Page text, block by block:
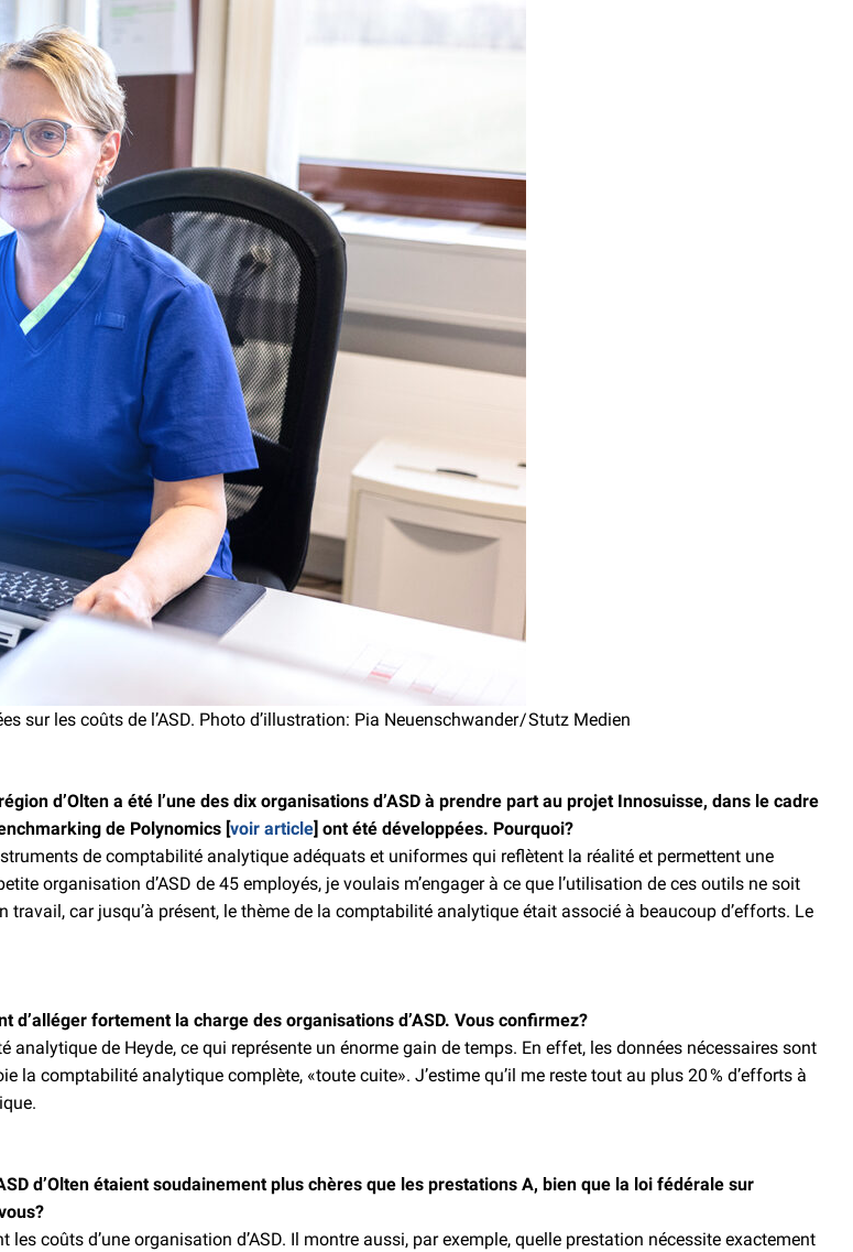
sur les coûts de l’ASD. Photo d’illustration: Pia Neuenschwander / Stutz Medien
d’Olten a été l’une des dix organisations d’ASD à prendre part au projet Innosuisse, dans le cadre
de Polynomics [voir article] ont été développées. Pourquoi?
de comptabilité analytique adéquats et uniformes qui reflètent la réalité et permettent une
organisation d’ASD de 45 employés, je voulais m’engager à ce que l’utilisation de ces outils ne soit
travail, car jusqu’à présent, le thème de la comptabilité analytique était associé à beaucoup d’efforts. Le
fortement la charge des organisations d’ASD. Vous confirmez?
de Heyde, ce qui représente un énorme gain de temps. En effet, les données nécessaires sont
la comptabilité analytique complète, «toute cuite». J’estime qu’il me reste tout au plus 20 % d’efforts à
d’Olten étaient soudainement plus chères que les prestations A, bien que la loi fédérale sur
coûts d’une organisation d’ASD. Il montre aussi, par exemple, quelle prestation nécessite exactement